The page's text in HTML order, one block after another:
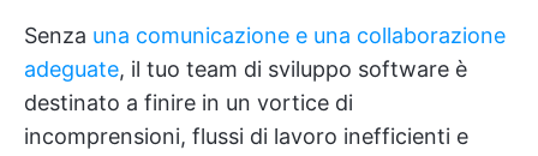
Senza una comunicazione e una collaborazione
adeguate, il tuo team di sviluppo software è
destinato a finire in un vortice di
incomprensioni, flussi di lavoro inefficienti e